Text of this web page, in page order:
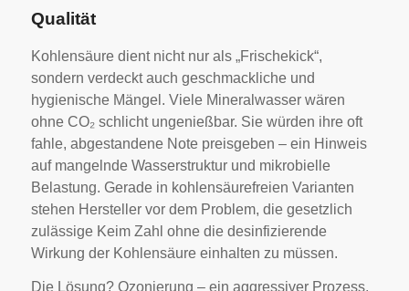
Qualität
Kohlensäure dient nicht nur als „Frischekick“,
sondern verdeckt auch geschmackliche und
hygienische Mängel. Viele Mineralwasser wären
ohne CO₂ schlicht ungenießbar. Sie würden ihre oft
fahle, abgestandene Note preisgeben – ein Hinweis
auf mangelnde Wasserstruktur und mikrobielle
Belastung. Gerade in kohlensäurefreien Varianten
stehen Hersteller vor dem Problem, die gesetzlich
zulässige Keim Zahl ohne die desinfizierende
Wirkung der Kohlensäure einhalten zu müssen.
Die Lösung? Ozonierung – ein aggressiver Prozess,